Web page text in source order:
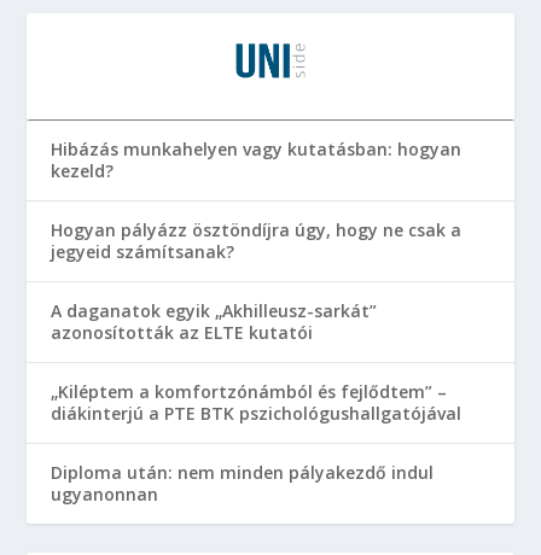
Hibázás munkahelyen vagy kutatásban: hogyan
kezeld?
Hogyan pályázz ösztöndíjra úgy, hogy ne csak a
jegyeid számítsanak?
A daganatok egyik „Akhilleusz-sarkát”
azonosították az ELTE kutatói
„Kiléptem a komfortzónámból és fejlődtem” –
diákinterjú a PTE BTK pszichológushallgatójával
Diploma után: nem minden pályakezdő indul
ugyanonnan